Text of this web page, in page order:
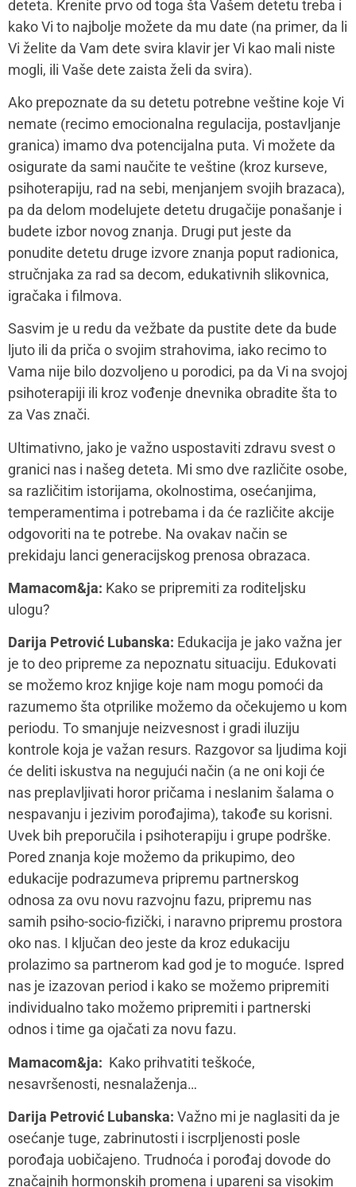
Vama nije bilo dozvoljeno u porodici, pa da Vi na svojoj
psihoterapiji ili kroz vođenje dnevnika obradite šta to
za Vas znači.
granici nas i našeg deteta. Mi smo dve različite osobe,
sa različitim istorijama, okolnostima, osećanjima,
temperamentima i potrebama i da će različite akcije
odgovoriti na te potrebe. Na ovakav način se
prekidaju lanci generacijskog prenosa obrazaca.
Mamacom&ja:Kako se pripremiti za roditeljsku
ulogu?
Darija Petrović Lubanska:Edukacija je jako važna jer
je to deo pripreme za nepoznatu situaciju. Edukovati
se možemo kroz knjige koje nam mogu pomoći da
razumemo šta otprilike možemo da očekujemo u kom
periodu. To smanjuje neizvesnost i gradi iluziju
kontrole koja je važan resurs. Razgovor sa ljudima koji
će deliti iskustva na negujući način (a ne oni koji će
nespavanju i jezivim porođajima), takođe su korisni.
Uvek bih preporučila i psihoterapiju i grupe podrške.
Pored znanja koje možemo da prikupimo, deo
edukacije podrazumeva pripremu partnerskog
odnosa za ovu novu razvojnu fazu, pripremu nas
samih psiho-socio-fizički, i naravno pripremu prostora
oko nas. I ključan deo jeste da kroz edukaciju
prolazimo sa partnerom kad god je to moguće. Ispred
individualno tako možemo pripremiti i partnerski
odnos i time ga ojačati za novu fazu.
Mamacom&ja:Kako prihvatiti teškoće,
nesavršenosti, nesnalaženja…
Darija Petrović Lubanska:Važno mi je naglasiti da je
osećanje tuge, zabrinutosti i iscrpljenosti posle
porođaja uobičajeno. Trudnoća i porođaj dovode do
značajnih hormonskih promena i upareni sa visokim
zahtevima za prilagođavanjem, očekivano je da se
jave i promene u emocionalnoj sferi.
Ono što možemo uraditi jeste: pre svega smanjiti
previsoka očekivanja, naročito u smislu kako bitrebalo
da se osećamo. Oformiti sistem podrške – angažovati
članove porodice i bliske osobe koje pružaju podršku,
razumevanje. Partnerski odnos je takođe veliki izvor
potencijalne podrške. Velike benefite može da donese
i blaga fizička aktivnost (naravno u skladu sa opštim
su ranije pomagale višene radei to je u redu. U tim
slučajevima uvek možete potražiti stručnu pomoć
psihoterapeuta bez stida i ustručavanja.
Mamacom&ja:Kako održati komunikaciju i osećaj
zajedništva u partnerskom odnosu?